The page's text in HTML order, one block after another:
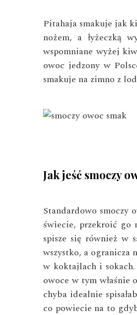
Pitahaja smakuje jak
nożem, a łyżeczką
wspomniane wyżej
owoc jedzony w
smakuje na zimno z
Jak jeść smoczy
Standardowo smoczy
świecie, przekroić go
spisze się również w
wszystko, a ogranicza
w koktajlach i sokach.
owoce w tym właśnie
chyba idealnie
co powiecie na to